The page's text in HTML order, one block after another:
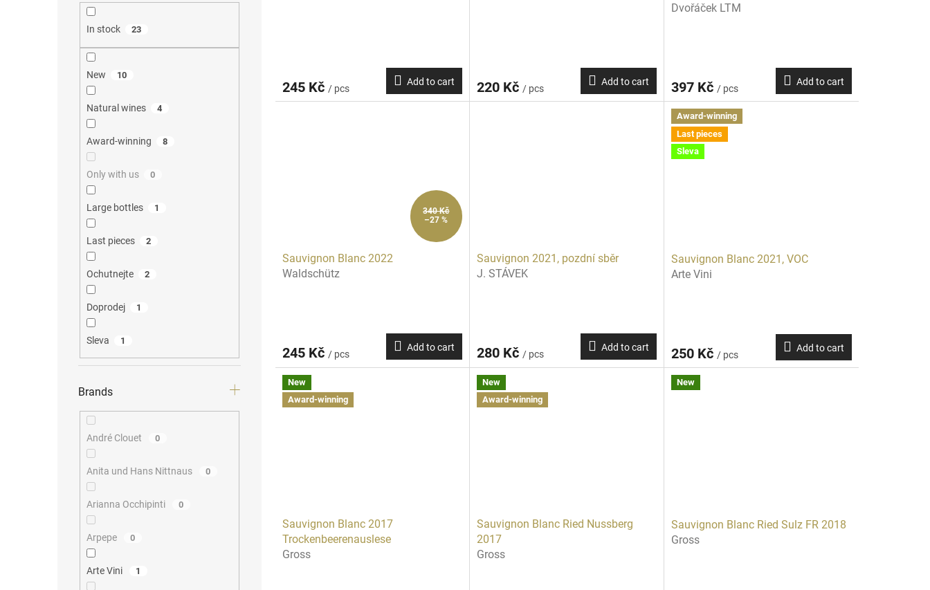
In stock 23
New 10
Natural wines 4
Award-winning 8
Only with us 0
Large bottles 1
Last pieces 2
Ochutnejte 2
Doprodej 1
Sleva 1
Brands
André Clouet 0
Anita und Hans Nittnaus 0
Arianna Occhipinti 0
Arpepe 0
Arte Vini 1
245 Kč / pcs
Add to cart 220 Kč / pcs
Add to cart
Dvořáček LTM
397 Kč / pcs
Add to cart
340 Kč
–27 %
Sauvignon Blanc 2022
Waldschütz
245 Kč / pcs
Add to cart
Sauvignon 2021, pozdní sběr
J. STÁVEK
280 Kč / pcs
Add to cart
Award-winning
Last pieces
Sleva
Sauvignon Blanc 2021, VOC
Arte Vini
250 Kč / pcs
Add to cart
New
Award-winning
Sauvignon Blanc 2017
Trockenbeerenauslese
Gross
New
Award-winning
Sauvignon Blanc Ried Nussberg
2017
Gross
New
Sauvignon Blanc Ried Sulz FR 2018
Gross